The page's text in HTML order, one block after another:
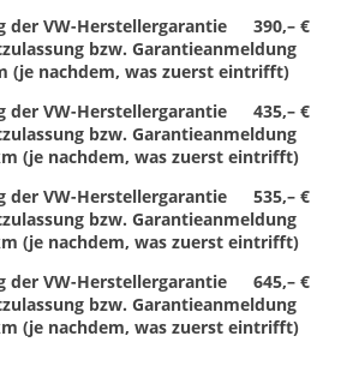
390,– €
der VW-Herstellergarantie
bzw. Garantieanmeldung
(je nachdem, was zuerst eintrifft)
435,– €
der VW-Herstellergarantie
bzw. Garantieanmeldung
(je nachdem, was zuerst eintrifft)
535,– €
der VW-Herstellergarantie
bzw. Garantieanmeldung
(je nachdem, was zuerst eintrifft)
645,– €
der VW-Herstellergarantie
bzw. Garantieanmeldung
(je nachdem, was zuerst eintrifft)